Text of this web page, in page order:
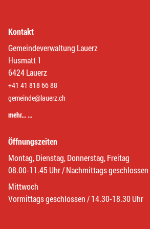
Kontakt
Gemeindeverwaltung Lauerz
Husmatt 1
6424 Lauerz
+41 41 818 66 88
gemeinde@lauerz.ch
mehr… …
Öffnungszeiten
Montag, Dienstag, Donnerstag, Freitag
08.00-11.45 Uhr / Nachmittags geschlossen
Mittwoch
Vormittags geschlossen / 14.30-18.30 Uhr